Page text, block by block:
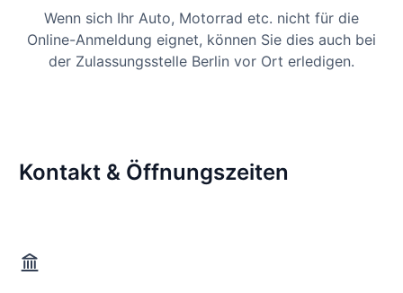
Wenn sich Ihr Auto, Motorrad etc. nicht für die
Online-Anmeldung eignet, können Sie dies auch bei
der Zulassungsstelle Berlin vor Ort erledigen.
Kontakt & Öffnungszeiten